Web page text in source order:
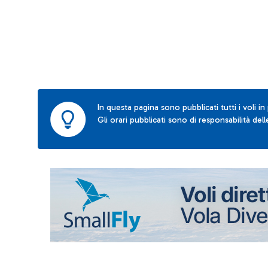
In questa pagina sono pubblicati tutti i voli
Gli orari pubblicati sono di responsabilità